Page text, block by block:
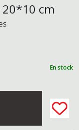
20*10 cm
En stock